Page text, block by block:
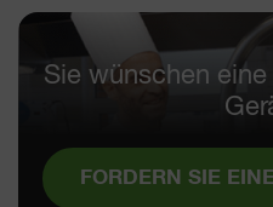
Sie wünschen
FORDERN SIE